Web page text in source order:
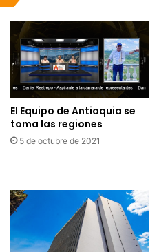
El Equipo de Antioquia se
toma las regiones
5 de octubre de 2021